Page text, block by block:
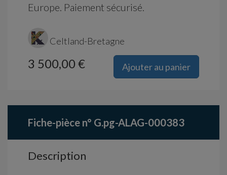
Europe. Paiement sécurisé.
Celtland-Bretagne
Ajouter au panier
3 500,00 €
Fiche-pièce n° G.pg-ALAG-000383
Description